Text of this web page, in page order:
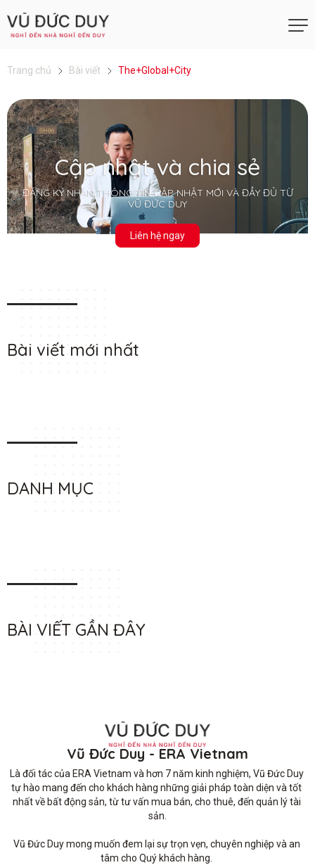
Trang chủ Bài viết The+Global+City
Cập nhật và chia sẻ
ĐĂNG KÝ NHẬN THÔNG TIN CẬP NHẬT MỚI VÀ ĐẦY ĐỦ TỪ
VŨ ĐỨC DUY
Liên hệ ngay
Bài viết mới nhất
DANH MỤC
BÀI VIẾT GẦN ĐÂY
Vũ Đức Duy - ERA Vietnam
Là đối tác của ERA Vietnam và hơn 7 năm kinh nghiệm, Vũ Đức Duy
tự hào mang đến cho khách hàng những giải pháp toàn diện và tốt
nhất về bất động sản, từ tư vấn mua bán, cho thuê, đến quản lý tài
sản.
Vũ Đức Duy mong muốn đem lại sự trọn vẹn, chuyên nghiệp và an
tâm cho Quý khách hàng.